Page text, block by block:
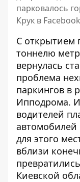
парковалось
Крук в Facebook
С открытием
тоннелю
вернулась
проблема
паркингов в
Ипподрома.
водителей
автомобилей
для этого
вблизи
Киевской